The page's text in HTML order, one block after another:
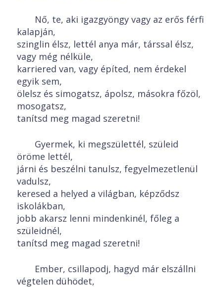
Nő, te, aki igazgyöngy vagy az erős férfi
kalapján,
szinglin élsz, lettél anya már, társsal élsz,
vagy még nélküle,
karriered van, vagy építed, nem érdekel
egyik sem,
ölelsz és simogatsz, ápolsz, másokra főzöl,
mosogatsz,
tanítsd meg magad szeretni!
Gyermek, ki megszülettél, szüleid
öröme lettél,
járni és beszélni tanulsz, fegyelmezetlenül
vadulsz,
keresed a helyed a világban, képződsz
iskolákban,
jobb akarsz lenni mindenkinél, főleg a
szüleidnél,
tanítsd meg magad szeretni!
Ember, csillapodj, hagyd már elszállni
végtelen dühödet,